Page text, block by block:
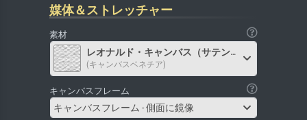
媒体＆ストレッチャー
素材
レオナルド・キャンバス（サテン）
(キャンバスベネチア)
キャンバスフレーム
キャンバスフレーム - 側面に鏡像